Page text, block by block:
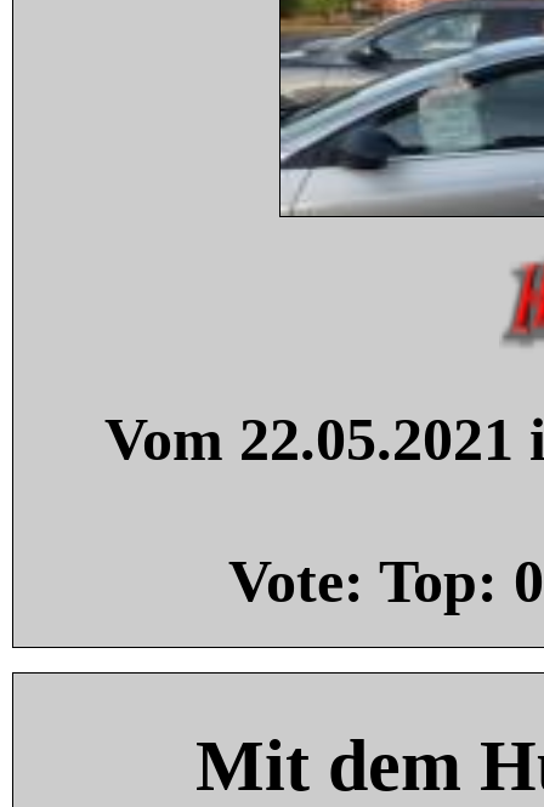
Vom
Vote: Top: 0
Mit dem